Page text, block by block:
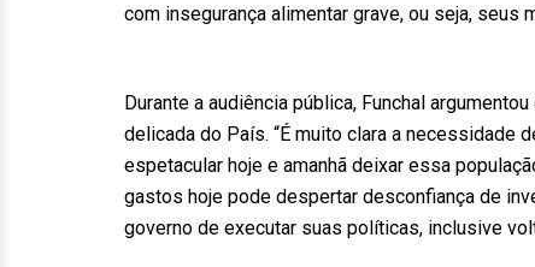
com insegurança alimentar grave, ou seja, seus
Durante a audiência pública, Funchal
delicada do País. “É muito clara a necessidade
espetacular hoje e amanhã deixar essa
gastos hoje pode despertar desconfiança de
governo de executar suas políticas, inclusive